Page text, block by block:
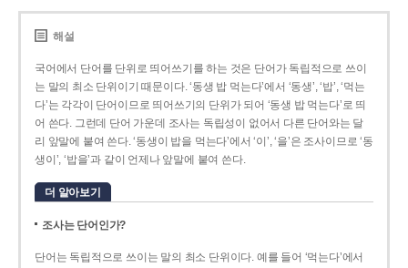
해설
국어에서 단어를 단위로 띄어쓰기를 하는 것은 단어가 독립적으로 쓰이
는 말의 최소 단위이기 때문이다. ‘동생 밥 먹는다’에서 ‘동생’, ‘밥’, ‘먹는
다’는 각각이 단어이므로 띄어쓰기의 단위가 되어 ‘동생 밥 먹는다’로 띄
어 쓴다. 그런데 단어 가운데 조사는 독립성이 없어서 다른 단어와는 달
리 앞말에 붙여 쓴다. ‘동생이 밥을 먹는다’에서 ‘이’, ‘을’은 조사이므로 ‘동
생이’, ‘밥을’과 같이 언제나 앞말에 붙여 쓴다.
더 알아보기
조사는 단어인가?
단어는 독립적으로 쓰이는 말의 최소 단위이다. 예를 들어 ‘먹는다’에서